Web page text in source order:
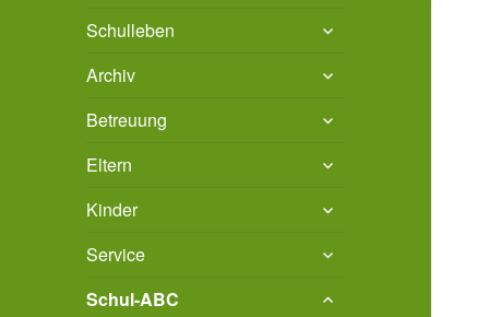
Schulleben
untermenü
Archiv
untermenü
Betreuung
untermenü
Eltern
untermenü
Kinder
untermenü
Service
untermenü
Schul-ABC
untermenü